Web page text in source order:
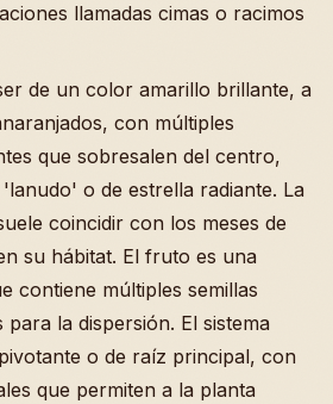
llamadas cimas o racimos
de un color amarillo brillante, a
con múltiples
que sobresalen del centro,
o de estrella radiante. La
coincidir con los meses de
su hábitat. El fruto es una
contiene múltiples semillas
para la dispersión. El sistema
o de raíz principal, con
que permiten a la planta